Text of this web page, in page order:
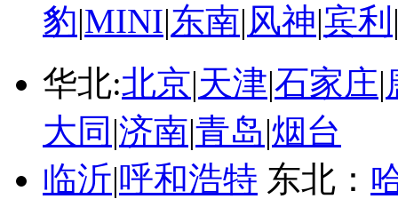
豹|MINI|东南|风神|宾利
华北:北京|天津|石家庄|
大同 |济南|青岛|烟台
临沂|呼和浩特 东北：